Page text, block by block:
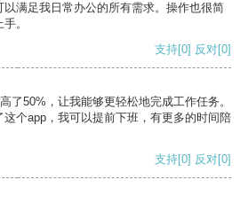
满足我日常办公的所有需求。操作也很简
。
支持[0] 反对[0]
了50%，让我能够更轻松地完成工作任务。
个app，我可以提前下班，有更多的时间陪
支持[0] 反对[0]